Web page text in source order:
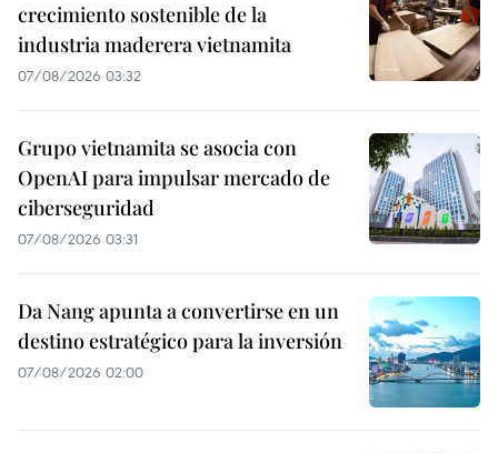
crecimiento sostenible de la
industria maderera vietnamita
07/08/2026 03:32
Grupo vietnamita se asocia con
OpenAI para impulsar mercado de
ciberseguridad
07/08/2026 03:31
Da Nang apunta a convertirse en un
destino estratégico para la inversión
07/08/2026 02:00